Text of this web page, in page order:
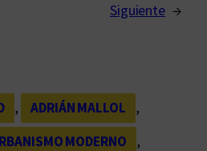
Siguiente →
, ADRIÁN MALLOL
,
MODERNO
,